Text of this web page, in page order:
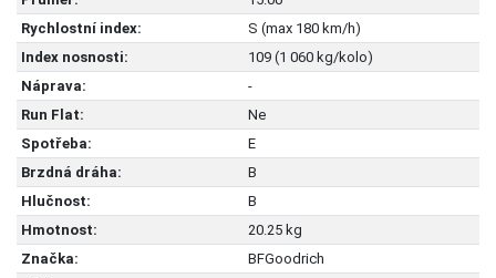
Rychlostní index:
S (max 180 km/h)
Index nosnosti:
109 (1 060 kg/kolo)
Náprava:
-
Run Flat:
Ne
Spotřeba:
E
Brzdná dráha:
B
Hlučnost:
B
Hmotnost:
20.25 kg
Značka:
BFGoodrich